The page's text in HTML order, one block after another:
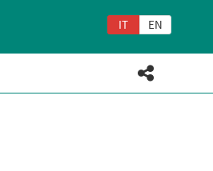
IT EN